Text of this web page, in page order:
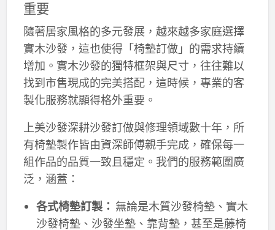
重要
隨著居家風格的多元發展，越來越多家庭選擇
實木沙發，這也使得「椅墊訂做」的需求持續
增加。實木沙發的獨特框架與尺寸，往往難以
找到市售現成的完美搭配，這時候，專業的客
製化服務就顯得格外重要。
上美沙發深耕沙發訂做與修理領域數十年，所
有椅墊製作皆由資深師傅親手完成，確保每一
組作品的品質一致且穩定。我們的服務範圍廣
泛，涵蓋：
各式椅墊訂製： 無論是木質沙發椅墊、實木
沙發椅墊、沙發坐墊、靠背墊，甚至是藤椅